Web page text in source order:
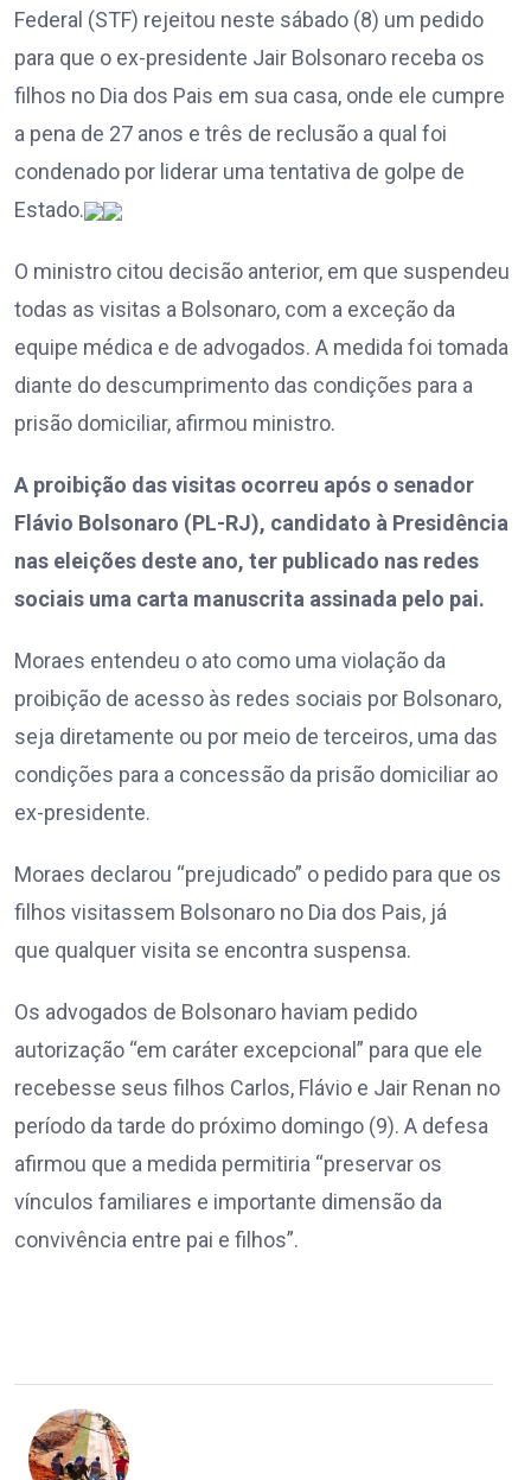
Federal (STF) rejeitou neste sábado (8) um pedido
para que o ex-presidente Jair Bolsonaro receba os
filhos no Dia dos Pais em sua casa, onde ele cumpre
a pena de 27 anos e três de reclusão a qual foi
condenado por liderar uma tentativa de golpe de
Estado.
O ministro citou decisão anterior, em que suspendeu
todas as visitas a Bolsonaro, com a exceção da
equipe médica e de advogados. A medida foi tomada
diante do descumprimento das condições para a
prisão domiciliar, afirmou ministro.
A proibição das visitas ocorreu após o senador
Flávio Bolsonaro (PL-RJ), candidato à Presidência
nas eleições deste ano, ter publicado nas redes
sociais uma carta manuscrita assinada pelo pai.
Moraes entendeu o ato como uma violação da
proibição de acesso às redes sociais por Bolsonaro,
seja diretamente ou por meio de terceiros, uma das
condições para a concessão da prisão domiciliar ao
ex-presidente.
Moraes declarou “prejudicado” o pedido para que os
filhos visitassem Bolsonaro no Dia dos Pais, já
que qualquer visita se encontra suspensa.
Os advogados de Bolsonaro haviam pedido
autorização “em caráter excepcional” para que ele
recebesse seus filhos Carlos, Flávio e Jair Renan no
período da tarde do próximo domingo (9). A defesa
afirmou que a medida permitiria “preservar os
vínculos familiares e importante dimensão da
convivência entre pai e filhos”.